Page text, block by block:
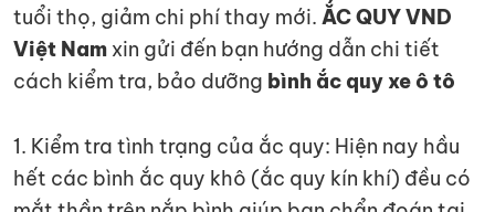
tuổi thọ, giảm chi phí thay mới. ẮC QUY VND
Việt Nam xin gửi đến bạn hướng dẫn chi tiết
cách kiểm tra, bảo dưỡng bình ắc quy xe ô tô
1. Kiểm tra tình trạng của ắc quy: Hiện nay hầu
hết các bình ắc quy khô (ắc quy kín khí) đều có